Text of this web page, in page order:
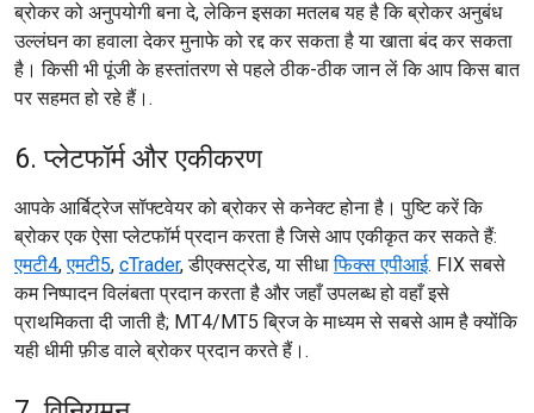
ब्रोकर को अनुपयोगी बना दे, लेकिन इसका मतलब यह है कि ब्रोकर अनुबंध
उल्लंघन का हवाला देकर मुनाफे को रद्द कर सकता है या खाता बंद कर सकता
है। किसी भी पूंजी के हस्तांतरण से पहले ठीक-ठीक जान लें कि आप किस बात
पर सहमत हो रहे हैं।.
6. प्लेटफॉर्म और एकीकरण
आपके आर्बिट्रेज सॉफ्टवेयर को ब्रोकर से कनेक्ट होना है। पुष्टि करें कि
ब्रोकर एक ऐसा प्लेटफॉर्म प्रदान करता है जिसे आप एकीकृत कर सकते हैं:
एमटी4,एमटी5, cTrader, डीएक्सट्रेड, या सीधाफिक्स एपीआई. FIX सबसे
कम निष्पादन विलंबता प्रदान करता है और जहाँ उपलब्ध हो वहाँ इसे
प्राथमिकता दी जाती है; MT4/MT5 ब्रिज के माध्यम से सबसे आम है क्योंकि
यही धीमी फ़ीड वाले ब्रोकर प्रदान करते हैं।.